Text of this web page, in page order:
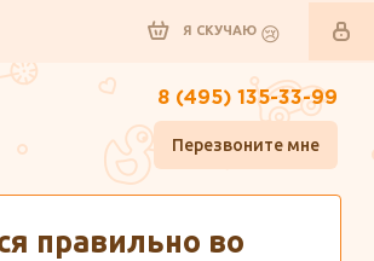
Я СКУЧАЮ
8 (495) 135-33-99
Перезвоните мне
правильно во